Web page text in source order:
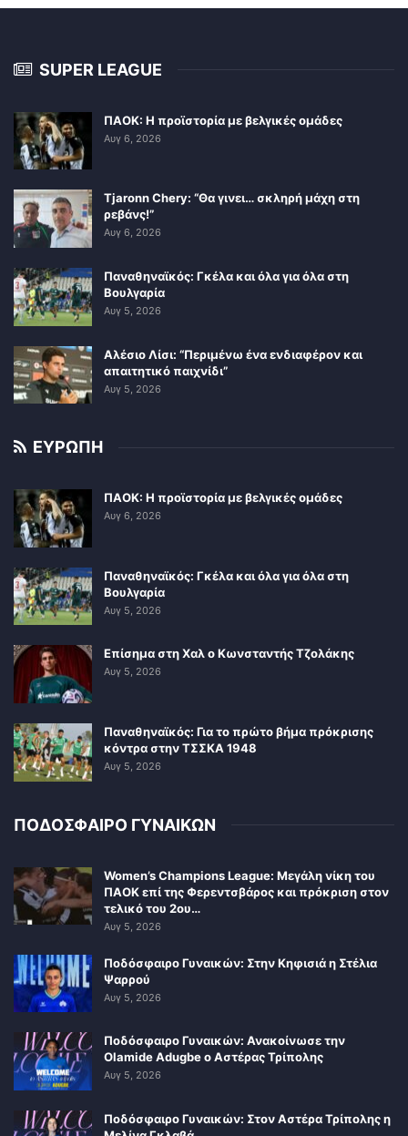
SUPER LEAGUE
ΠΑΟΚ: Η προϊστορία με βελγικές ομάδες
Αυγ 6, 2026
Tjaronn Chery: “Θα γινει… σκληρή μάχη στη
ρεβάνς!”
Αυγ 6, 2026
Παναθηναϊκός: Γκέλα και όλα για όλα στη
Βουλγαρία
Αυγ 5, 2026
Αλέσιο Λίσι: “Περιμένω ένα ενδιαφέρον και
απαιτητικό παιχνίδι”
Αυγ 5, 2026
ΕΥΡΩΠΗ
ΠΑΟΚ: Η προϊστορία με βελγικές ομάδες
Αυγ 6, 2026
Παναθηναϊκός: Γκέλα και όλα για όλα στη
Βουλγαρία
Αυγ 5, 2026
Επίσημα στη Χαλ ο Κωνσταντής Τζολάκης
Αυγ 5, 2026
Παναθηναϊκός: Για το πρώτο βήμα πρόκρισης
κόντρα στην ΤΣΣΚΑ 1948
Αυγ 5, 2026
ΠΟΔΟΣΦΑΙΡΟ ΓΥΝΑΙΚΩΝ
Women’s Champions League: Μεγάλη νίκη του
ΠΑΟΚ επί της Φερεντσβάρος και πρόκριση στον
τελικό του 2ου…
Αυγ 5, 2026
Ποδόσφαιρο Γυναικών: Στην Κηφισιά η Στέλια
Ψαρρού
Αυγ 5, 2026
Ποδόσφαιρο Γυναικών: Ανακοίνωσε την
Olamide Adugbe ο Αστέρας Τρίπολης
Αυγ 5, 2026
Ποδόσφαιρο Γυναικών: Στον Αστέρα Τρίπολης η